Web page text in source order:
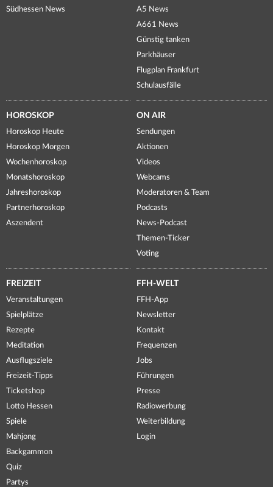
Südhessen News
A5 News
A661 News
Günstig tanken
Parkhäuser
Flugplan Frankfurt
Schulausfälle
HOROSKOP
Horoskop Heute
Horoskop Morgen
Wochenhoroskop
Monatshoroskop
Jahreshoroskop
Partnerhoroskop
Aszendent
ON AIR
Sendungen
Aktionen
Videos
Webcams
Moderatoren & Team
Podcasts
News-Podcast
Themen-Ticker
Voting
FREIZEIT
Veranstaltungen
Spielplätze
Rezepte
Meditation
Ausflugsziele
Freizeit-Tipps
Ticketshop
Lotto Hessen
Spiele
Mahjong
Backgammon
Quiz
Partys
FFH-WELT
FFH-App
Newsletter
Kontakt
Frequenzen
Jobs
Führungen
Presse
Radiowerbung
Weiterbildung
Login